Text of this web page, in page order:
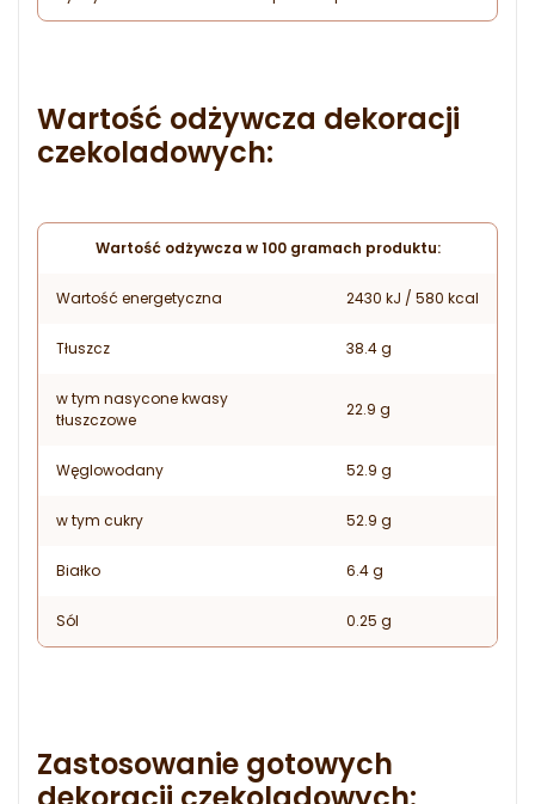
Wartość odżywcza dekoracji
czekoladowych:
Wartość odżywcza w 100 gramach produktu:
Wartość energetyczna 2430 kJ / 580 kcal
Tłuszcz 38.4 g
w tym nasycone kwasy
tłuszczowe
22.9 g
Węglowodany 52.9 g
w tym cukry 52.9 g
Białko 6.4 g
Sól 0.25 g
Zastosowanie gotowych